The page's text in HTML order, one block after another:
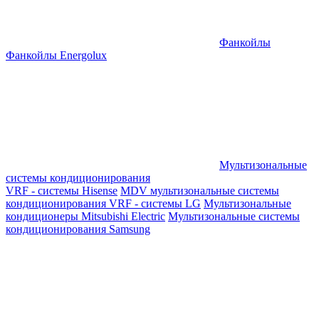
Фанкойлы
Фанкойлы Energolux
Мультизональные
системы кондиционирования
VRF - системы Hisense MDV мультизональные системы
кондиционирования VRF - системы LG Мультизональные
кондиционеры Mitsubishi Electric Мультизональные системы
кондиционирования Samsung